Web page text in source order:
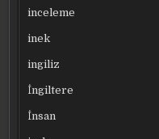
inceleme
inek
ingiliz
İngiltere
İnsan